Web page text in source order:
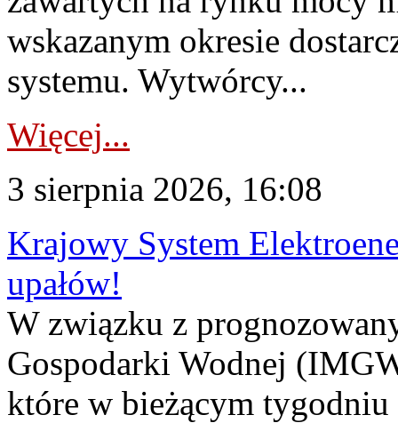
wskazanym okresie
systemu. Wytwórcy...
Więcej...
3 sierpnia 2026, 16:08
Krajowy System
upałów!
W związku z
Gospodarki Wodnej
które w bieżącym tygodniu